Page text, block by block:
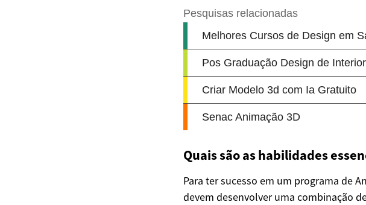
Quais são as habilidades
Para ter sucesso em um programa de
devem desenvolver uma combinação